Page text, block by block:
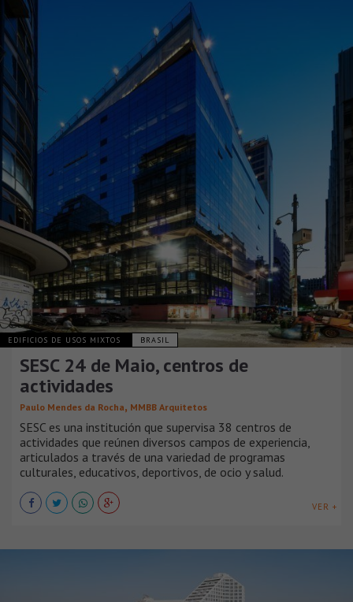
EDIFICIOS DE USOS MIXTOS BRASIL
SESC 24 de Maio, centros de
actividades
Paulo Mendes da Rocha, MMBB Arquitetos
SESC es una institución que supervisa 38 centros de
actividades que reúnen diversos campos de experiencia,
articulados a través de una variedad de programas
culturales, educativos, deportivos, de ocio y salud.
VER +